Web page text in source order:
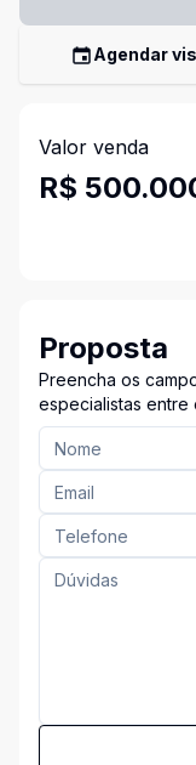
Agendar
Valor venda
R$
Proposta
Preencha os
especialistas entre